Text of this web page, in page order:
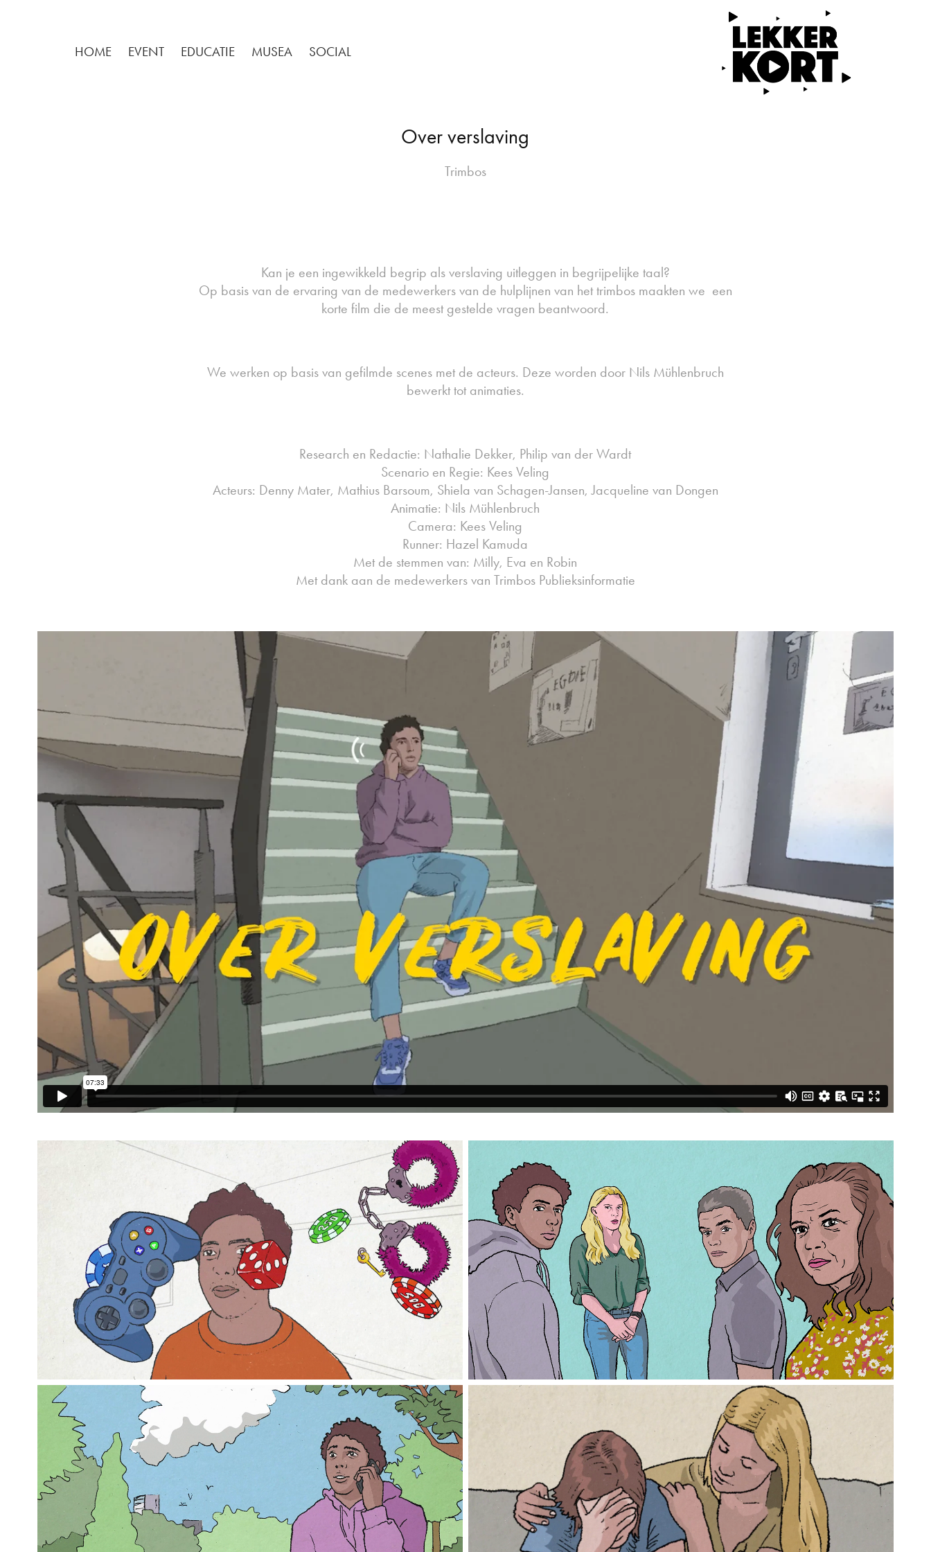
HOME EVENT EDUCATIE MUSEA SOCIAL
Over verslaving
Trimbos
Kan je een ingewikkeld begrip als verslaving uitleggen in begrijpelijke taal?
Op basis van de ervaring van de medewerkers van de hulplijnen van het trimbos maakten we een
korte film die de meest gestelde vragen beantwoord.
We werken op basis van gefilmde scenes met de acteurs. Deze worden door Nils Mühlenbruch
bewerkt tot animaties.
Research en Redactie: Nathalie Dekker, Philip van der Wardt
Scenario en Regie: Kees Veling
Acteurs: Denny Mater, Mathius Barsoum, Shiela van Schagen-Jansen, Jacqueline van Dongen
Animatie: Nils Mühlenbruch
Camera: Kees Veling
Runner: Hazel Kamuda
Met de stemmen van: Milly, Eva en Robin
Met dank aan de medewerkers van Trimbos Publieksinformatie